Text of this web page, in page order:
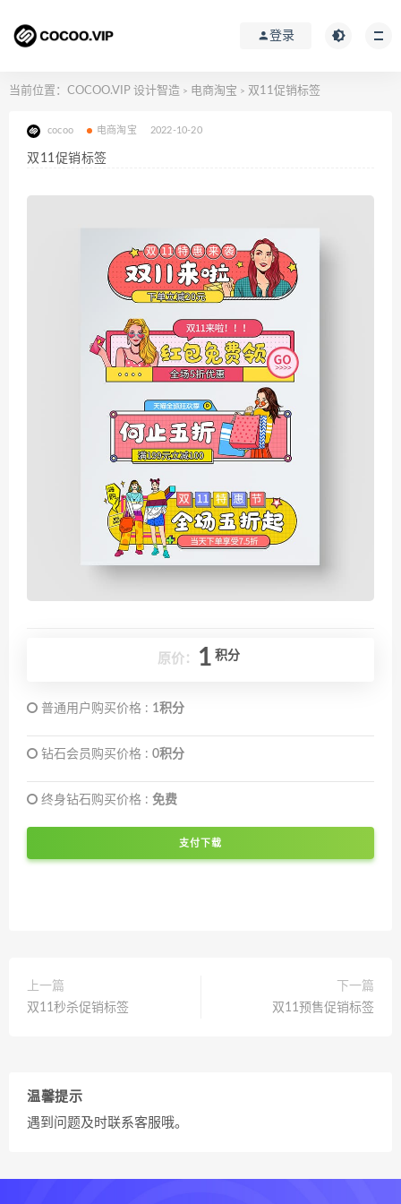
登录
当前位置： COCOO.VIP 设计智造 > 电商淘宝 > 双11促销标签
cocoo 电商淘宝 2022-10-20
双11促销标签
原价： 1 积分
普通用户购买价格 : 1积分
钻石会员购买价格 : 0积分
终身钻石购买价格 : 免费
支付下载
上一篇
双11秒杀促销标签
下一篇
双11预售促销标签
温馨提示
遇到问题及时联系客服哦。